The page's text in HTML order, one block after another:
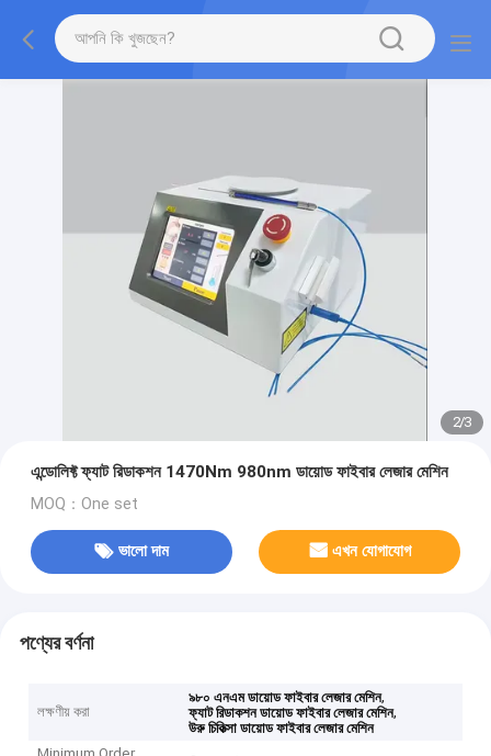
2/3
এন্ডোলিফ্ট ফ্যাট রিডাকশন 1470Nm 980nm ডায়োড ফাইবার লেজার মেশিন
MOQ：One set
ভালো দাম এখন যোগাযোগ
পণ্যের বর্ণনা
লক্ষণীয় করা
৯৮০ এনএম ডায়োড ফাইবার লেজার মেশিন,
ফ্যাট রিডাকশন ডায়োড ফাইবার লেজার মেশিন,
উরু চিকিত্সা ডায়োড ফাইবার লেজার মেশিন